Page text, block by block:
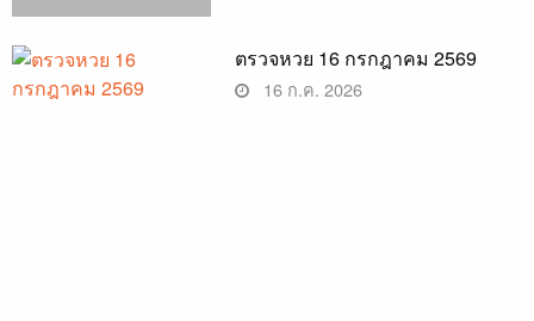
ตรวจหวย 16 กรกฎาคม 2569
16 ก.ค. 2026